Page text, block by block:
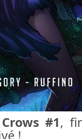
#1,
!